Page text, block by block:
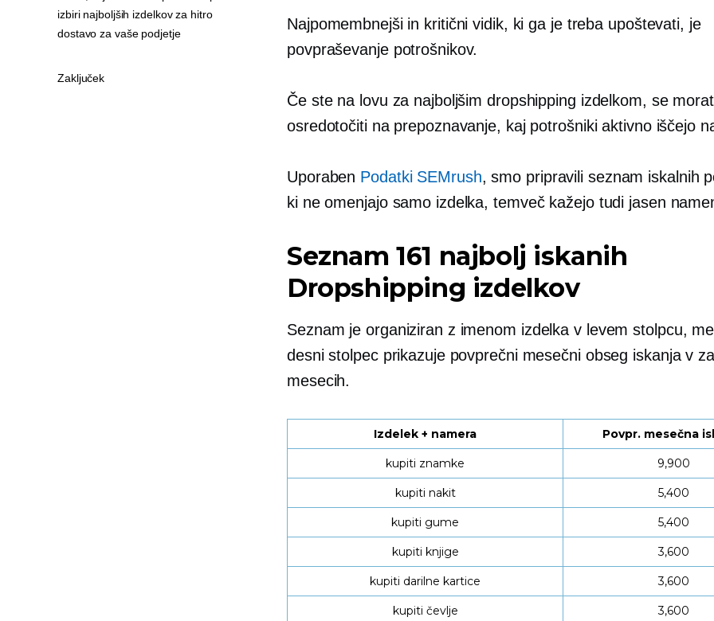
Najpomembnejši in kritični vidik, ki ga je treba upoštevati, je
povpraševanje potrošnikov.
Če ste na lovu za najboljšim dropshipping izdelkom, se
osredotočiti na prepoznavanje, kaj potrošniki aktivno iščejo
Uporaben Podatki SEMrush, smo pripravili seznam iskalnih
ki ne omenjajo samo izdelka, temveč kažejo tudi jasen
Seznam 161 najbolj iskanih
Dropshipping izdelkov
Seznam je organiziran z imenom izdelka v levem stolpcu,
desni stolpec prikazuje povprečni mesečni obseg iskanja v
mesecih.
Izdelek + namera Povpr. mesečna
kupiti znamke 9,900
kupiti nakit 5,400
kupiti gume 5,400
kupiti knjige 3,600
kupiti darilne kartice 3,600
kupiti čevlje 3,600
izbiri najboljših izdelkov za hitro
dostavo za vaše podjetje
Zaključek